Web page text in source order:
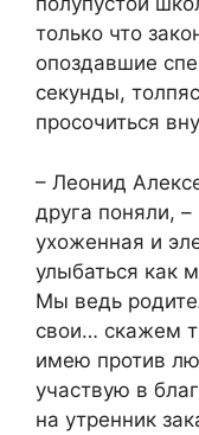
только что
опоздавшие
секунды,
просочиться
– Леонид
друга поняли,
ухоженная и
улыбаться как
Мы ведь
свои… скажем
имею против
участвую в
на утренник